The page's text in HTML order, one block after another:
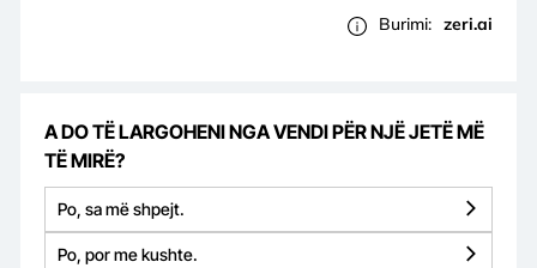
Burimi: zeri.ai
A DO TË LARGOHENI NGA VENDI PËR NJË JETË MË
TË MIRË?
Po, sa më shpejt.
Po, por me kushte.